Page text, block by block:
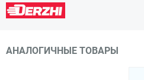
АНАЛОГИЧНЫЕ ТОВАРЫ